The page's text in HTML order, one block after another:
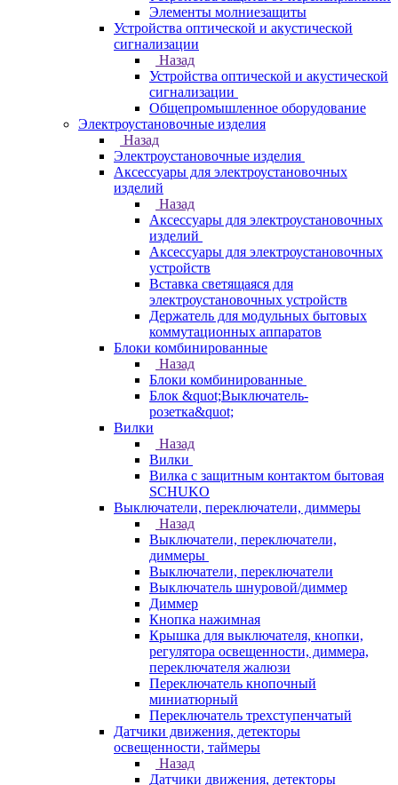
Элементы молниезащиты
Устройства оптической и акустической
сигнализации
Назад
Устройства оптической и акустической
сигнализации
Общепромышленное оборудование
Электроустановочные изделия
Назад
Электроустановочные изделия
Аксессуары для электроустановочных
изделий
Назад
Аксессуары для электроустановочных
изделий
Аксессуары для электроустановочных
устройств
Вставка светящаяся для
электроустановочных устройств
Держатель для модульных бытовых
коммутационных аппаратов
Блоки комбинированные
Назад
Блоки комбинированные
Блок &quot;Выключатель-
розетка&quot;
Вилки
Назад
Вилки
Вилка с защитным контактом бытовая
SCHUKO
Выключатели, переключатели, диммеры
Назад
Выключатели, переключатели,
диммеры
Выключатели, переключатели
Выключатель шнуровой/диммер
Диммер
Кнопка нажимная
Крышка для выключателя, кнопки,
регулятора освещенности, диммера,
переключателя жалюзи
Переключатель кнопочный
миниатюрный
Переключатель трехступенчатый
Датчики движения, детекторы
освещенности, таймеры
Назад
Датчики движения, детекторы